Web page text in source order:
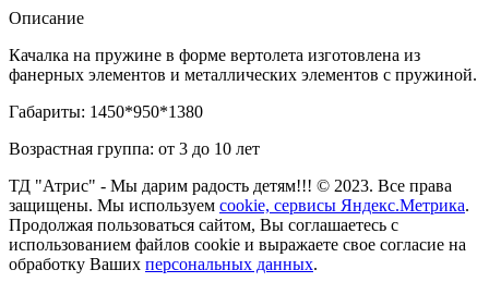
Описание
Качалка на пружине в форме вертолета изготовлена из
фанерных элементов и металлических элементов с пружиной.
Габариты: 1450*950*1380
Возрастная группа: от 3 до 10 лет
ТД "Атрис" - Мы дарим радость детям!!! © 2023. Все права
защищены. Мы используем cookie, сервисы Яндекс.Метрика.
Продолжая пользоваться сайтом, Вы соглашаетесь с
использованием файлов cookie и выражаете свое согласие на
обработку Ваших персональных данных.